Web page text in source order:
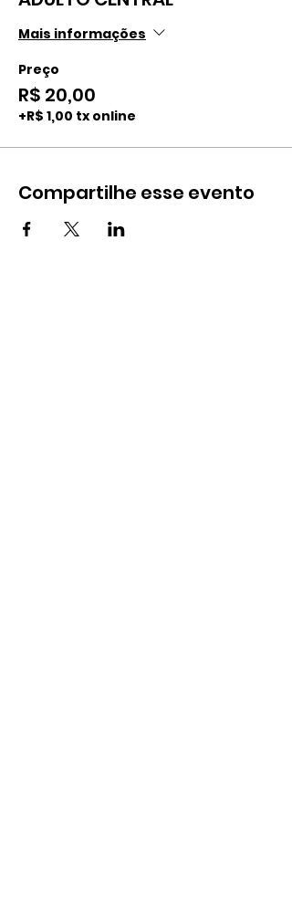
Mais informações
Preço
R$ 20,00
+R$ 1,00 tx online
Compartilhe esse evento